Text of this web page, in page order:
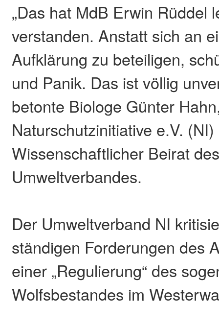
„Das hat MdB Erwin Rüddel
verstanden. Anstatt sich an
Aufklärung zu beteiligen,
und Panik. Das ist völlig
betonte Biologe Günter
Naturschutzinitiative e.V.
Wissenschaftlicher Beirat
Umweltverbandes.
Der Umweltverband NI
ständigen Forderungen des
einer „Regulierung“ des
Wolfsbestandes im